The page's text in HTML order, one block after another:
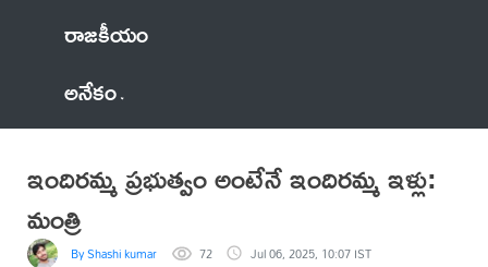
రాజకీయం
అనేకం
ఇందిరమ్మ ప్రభుత్వం అంటేనే ఇందిరమ్మ ఇళ్లు:
మంత్రి
By Shashi kumar 72 Jul 06, 2025, 10:07 IST